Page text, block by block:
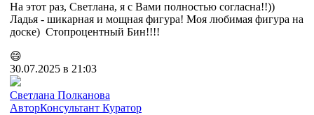
На этот раз, Светлана, я с Вами полностью согласна!!))
Ладья - шикарная и мощная фигура! Моя любимая фигура на
доске) Стопроцентный Бин!!!!
😄
30.07.2025 в 21:03
Cветлана Полканова
АвторКонсультант Куратор